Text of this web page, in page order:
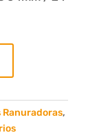
Ranuradoras,